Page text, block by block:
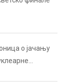
о јачању